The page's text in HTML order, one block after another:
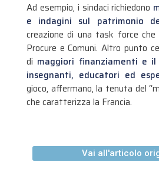
Ad esempio, i sindaci richiedono
e indagini sul patrimonio
creazione di una task force
Procure e Comuni. Altro punto
di maggiori finanziamenti e
insegnanti, educatori ed
gioco, affermano, la tenuta del
che caratterizza la Francia.
Vai all'articolo